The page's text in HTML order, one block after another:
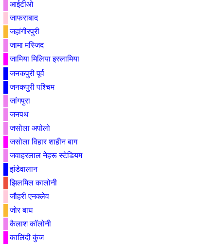
आईटीओ
जाफराबाद
जहांगीरपुरी
जामा मस्जिद
जामिया मिलिया इस्लामिया
जनकपुरी पूर्व
जनकपुरी पश्चिम
जांगपुरा
जनपथ
जसोला अपोलो
जसोला विहार शाहीन बाग
जवाहरलाल नेहरू स्टेडियम
झंडेवालान
झिलमिल कालोनी
जौहरी एनक्लेव
जोर बाघ
कैलाश कॉलोनी
कालिंदी कुंज